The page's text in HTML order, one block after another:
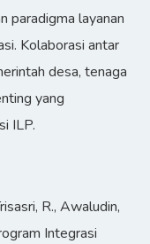
paradigma layanan
Kolaborasi antar
desa, tenaga
yang
ILP.
R., Awaludin,
Integrasi